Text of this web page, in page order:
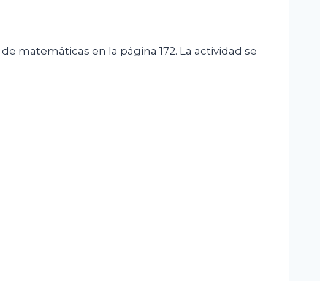
matemáticas en la página 172. La actividad se